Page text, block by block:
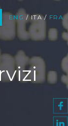
ENG / ITA / FRA